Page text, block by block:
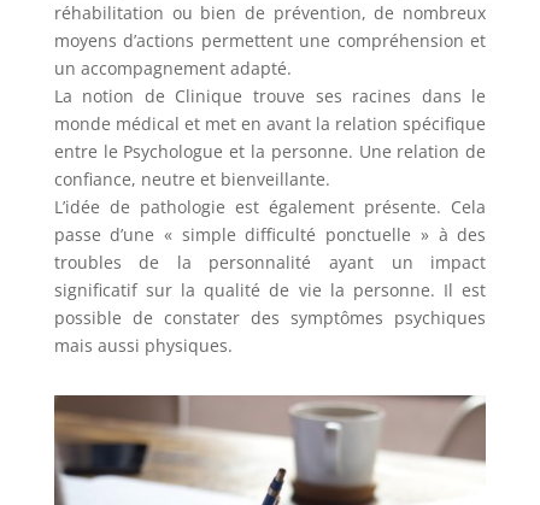
réhabilitation ou bien de prévention, de nombreux
moyens d’actions permettent une compréhension et
un accompagnement adapté.
La notion de Clinique trouve ses racines dans le
monde médical et met en avant la relation spécifique
entre le Psychologue et la personne. Une relation de
confiance, neutre et bienveillante.
L’idée de pathologie est également présente. Cela
passe d’une « simple difficulté ponctuelle » à des
troubles de la personnalité ayant un impact
significatif sur la qualité de vie la personne. Il est
possible de constater des symptômes psychiques
mais aussi physiques.